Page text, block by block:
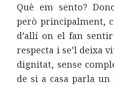
Què em sento?
però principalment,
d’allí on el fan
respecta i se’l deixa
dignitat, sense
de si a casa parla